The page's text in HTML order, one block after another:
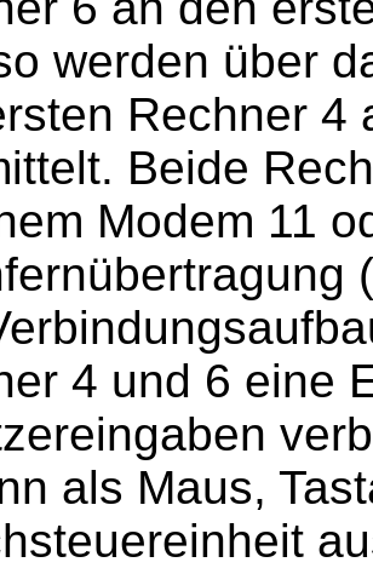
werden über
Rechner 4
Beide
Modem 11
4 und 6 eine
als Maus,